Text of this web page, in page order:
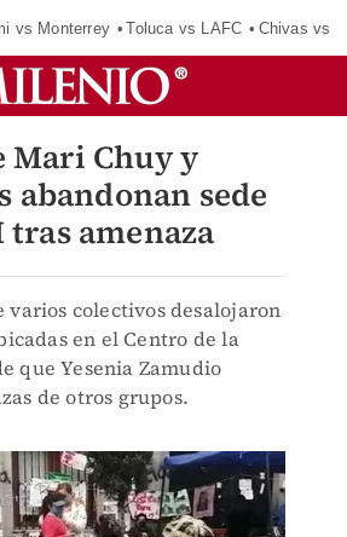
vs Monterrey Toluca vs LAFC Chivas vs
Mari Chuy y
abandonan sede
tras amenaza
varios colectivos desalojaron
en el Centro de la
que Yesenia Zamudio
de otros grupos.